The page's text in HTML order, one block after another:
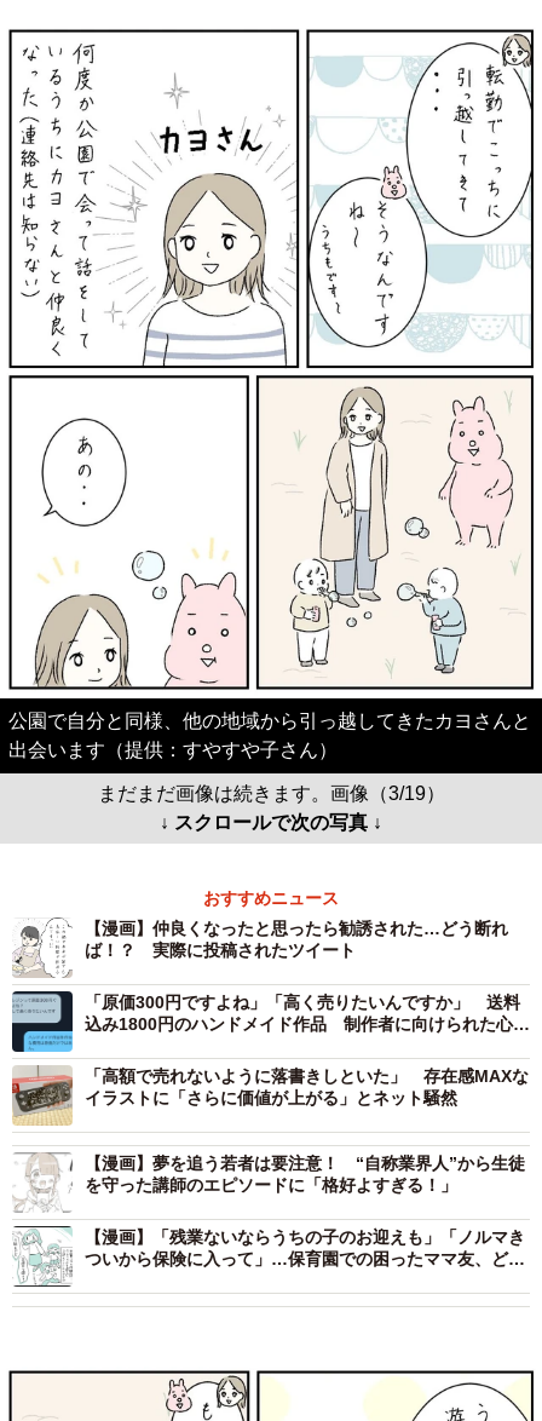
公園で自分と同様、他の地域から引っ越してきたカヨさんと
出会います（提供：すやすや子さん）
まだまだ画像は続きます。画像（3/19）
↓ スクロールで次の写真 ↓
おすすめニュース
【漫画】仲良くなったと思ったら勧誘された…どう断れ
ば！？ 実際に投稿されたツイート
「原価300円ですよね」「高く売りたいんですか」 送料
込み1800円のハンドメイド作品 制作者に向けられた心な
「高額で売れないように落書きしといた」 存在感MAXな
イラストに「さらに価値が上がる」とネット騒然
【漫画】夢を追う若者は要注意！ “自称業界人”から生徒
を守った講師のエピソードに「格好よすぎる！」
【漫画】「残業ないならうちの子のお迎えも」「ノルマき
ついから保険に入って」…保育園での困ったママ友、どう